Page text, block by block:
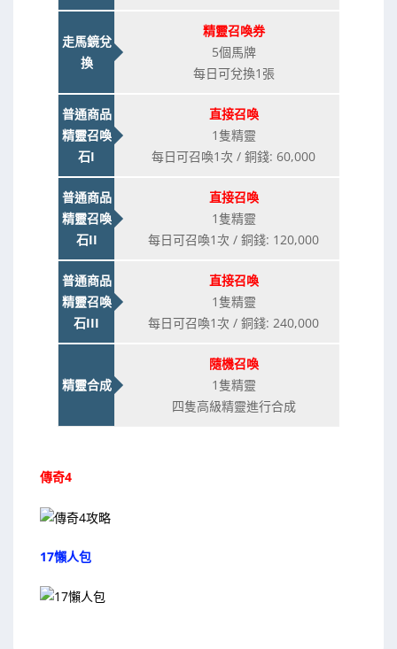
走馬鏡兌
換
精靈召喚券
5個馬牌
每日可兌換1張
普通商品
精靈召喚
石I
直接召喚
1隻精靈
每日可召喚1次 / 銅錢: 60,000
普通商品
精靈召喚
石II
直接召喚
1隻精靈
每日可召喚1次 / 銅錢: 120,000
普通商品
精靈召喚
石III
直接召喚
1隻精靈
每日可召喚1次 / 銅錢: 240,000
精靈合成
隨機召喚
1隻精靈
四隻高級精靈進行合成
傳奇4
17懶人包